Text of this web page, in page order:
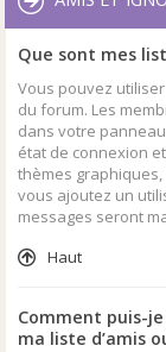
Que sont mes
Vous pouvez
du forum. Les
dans votre
état de connexion
thèmes
vous ajoutez un
messages seront
Haut
Comment puis-
ma liste d’amis